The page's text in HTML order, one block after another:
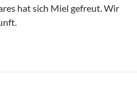
hat sich Miel gefreut. Wir